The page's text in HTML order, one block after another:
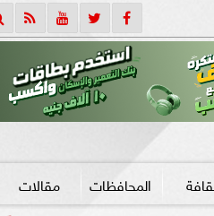
المحافظات مقالات